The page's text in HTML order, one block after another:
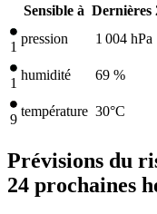
Sensible à Dernières
1
pression 1 004 hPa
1
humidité 69 %
9
température 30°C
Prévisions du
24 prochaines